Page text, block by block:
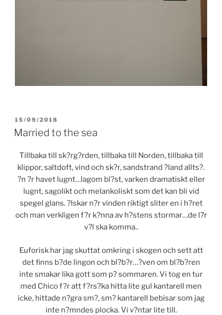
POSTED
ON
15/09/2018
Married to the sea
Tillbaka till sk?rg?rden, tillbaka till Norden, tillbaka till
klippor, saltdoft, vind och sk?r, sandstrand ?land allts?.
?n ?r havet lugnt…lagom bl?st, varken dramatiskt eller
lugnt, sagolikt och melankoliskt som det kan bli vid
spegel glans. ?lskar n?r vinden riktigt sliter en i h?ret
och man verkligen f?r k?nna av h?stens stormar…de l?r
v?l ska komma..
Euforisk har jag skuttat omkring i skogen och sett att
det finns b?de lingon och bl?b?r…?ven om bl?b?ren
inte smakar lika gott som p? sommaren. Vi tog en tur
med Chico f?r att f?rs?ka hitta lite gul kantarell men
icke, hittade n?gra sm?, sm? kantarell bebisar som jag
inte n?mndes plocka. Vi v?ntar lite till.